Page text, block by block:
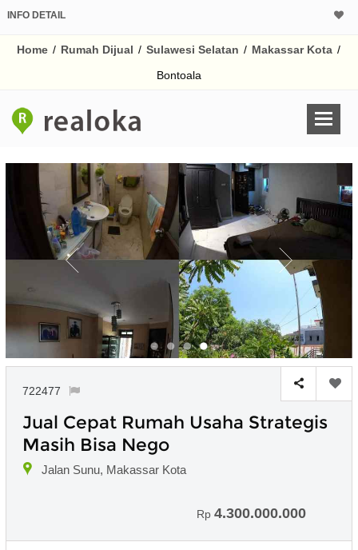
INFO DETAIL
Home / Rumah Dijual / Sulawesi Selatan / Makassar Kota /
Bontoala
722477
Jual Cepat Rumah Usaha Strategis
Masih Bisa Nego
Jalan Sunu, Makassar Kota
Rp 4.300.000.000
Harga Rp
% /th
Untuk hasil simulasi
pada kotak-
Simpan